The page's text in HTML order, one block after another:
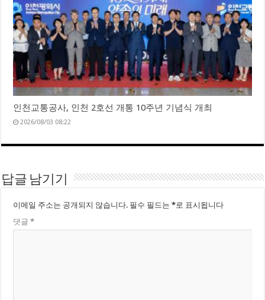
인천교통공사, 인천 2호선 개통 10주년 기념식 개최
2026/08/03 08:22
답글 남기기
이메일 주소는 공개되지 않습니다. 필수 필드는*로 표시됩니다
댓글*